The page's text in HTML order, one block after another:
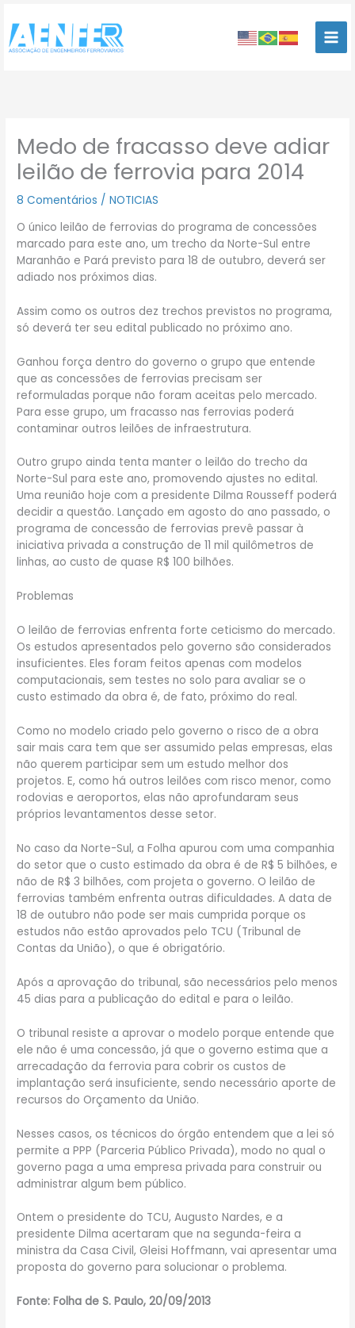
para
conteúdo
Medo de fracasso deve adiar
leilão de ferrovia para 2014
8 Comentários /NOTICIAS
O único leilão de ferrovias do programa de concessões
marcado para este ano, um trecho da Norte-Sul entre
Maranhão e Pará previsto para 18 de outubro, deverá ser
adiado nos próximos dias.
Assim como os outros dez trechos previstos no programa,
só deverá ter seu edital publicado no próximo ano.
Ganhou força dentro do governo o grupo que entende
que as concessões de ferrovias precisam ser
reformuladas porque não foram aceitas pelo mercado.
Para esse grupo, um fracasso nas ferrovias poderá
contaminar outros leilões de infraestrutura.
Outro grupo ainda tenta manter o leilão do trecho da
Norte-Sul para este ano, promovendo ajustes no edital.
Uma reunião hoje com a presidente Dilma Rousseff poderá
decidir a questão. Lançado em agosto do ano passado, o
programa de concessão de ferrovias prevê passar à
iniciativa privada a construção de 11 mil quilômetros de
linhas, ao custo de quase R$ 100 bilhões.
Problemas
O leilão de ferrovias enfrenta forte ceticismo do mercado.
Os estudos apresentados pelo governo são considerados
insuficientes. Eles foram feitos apenas com modelos
computacionais, sem testes no solo para avaliar se o
custo estimado da obra é, de fato, próximo do real.
Como no modelo criado pelo governo o risco de a obra
sair mais cara tem que ser assumido pelas empresas, elas
não querem participar sem um estudo melhor dos
projetos. E, como há outros leilões com risco menor, como
rodovias e aeroportos, elas não aprofundaram seus
próprios levantamentos desse setor.
No caso da Norte-Sul, a Folha apurou com uma companhia
do setor que o custo estimado da obra é de R$ 5 bilhões, e
não de R$ 3 bilhões, com projeta o governo. O leilão de
ferrovias também enfrenta outras dificuldades. A data de
18 de outubro não pode ser mais cumprida porque os
estudos não estão aprovados pelo TCU (Tribunal de
Contas da União), o que é obrigatório.
Após a aprovação do tribunal, são necessários pelo menos
45 dias para a publicação do edital e para o leilão.
O tribunal resiste a aprovar o modelo porque entende que
ele não é uma concessão, já que o governo estima que a
arrecadação da ferrovia para cobrir os custos de
implantação será insuficiente, sendo necessário aporte de
recursos do Orçamento da União.
Nesses casos, os técnicos do órgão entendem que a lei só
permite a PPP (Parceria Público Privada), modo no qual o
governo paga a uma empresa privada para construir ou
administrar algum bem público.
Ontem o presidente do TCU, Augusto Nardes, e a
presidente Dilma acertaram que na segunda-feira a
ministra da Casa Civil, Gleisi Hoffmann, vai apresentar uma
proposta do governo para solucionar o problema.
Fonte: Folha de S. Paulo, 20/09/2013